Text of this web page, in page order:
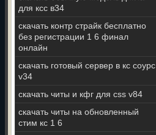
для ксс в34
скачать контр страйк бесплатно
без регистрации 1 6 финал
онлайн
скачать готовый сервер в кс соурс
v34
скачать читы и кфг для css v84
скачать читы на обновленный
стим кс 1 6